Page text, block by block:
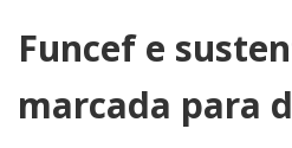
Funcef e
marcada para